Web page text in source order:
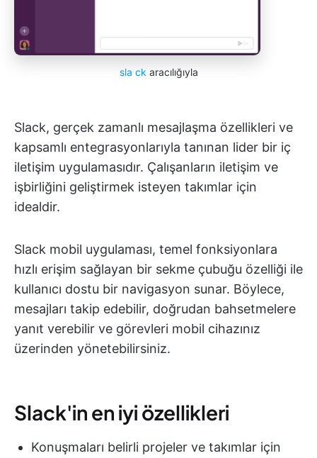
sla ck aracılığıyla
Slack, gerçek zamanlı mesajlaşma özellikleri ve
kapsamlı entegrasyonlarıyla tanınan lider bir iç
iletişim uygulamasıdır. Çalışanların iletişim ve
işbirliğini geliştirmek isteyen takımlar için
idealdir.
Slack mobil uygulaması, temel fonksiyonlara
hızlı erişim sağlayan bir sekme çubuğu özelliği ile
kullanıcı dostu bir navigasyon sunar. Böylece,
mesajları takip edebilir, doğrudan bahsetmelere
yanıt verebilir ve görevleri mobil cihazınız
üzerinden yönetebilirsiniz.
Slack'in en iyi özellikleri
Konuşmaları belirli projeler ve takımlar için